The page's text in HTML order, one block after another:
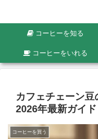
コーヒーを知る
コーヒーをいれる
カフェチェーン豆
2026年最新ガイド
コーヒーを買う